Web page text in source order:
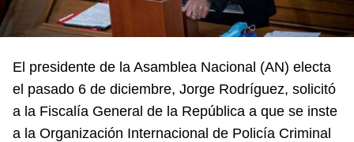
El presidente de la Asamblea Nacional (AN) electa
el pasado 6 de diciembre, Jorge Rodríguez, solicitó
a la Fiscalía General de la República a que se inste
a la Organización Internacional de Policía Criminal